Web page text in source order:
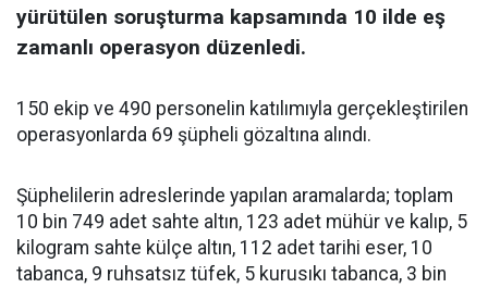
yürütülen soruşturma kapsamında 10 ilde eş
zamanlı operasyon düzenledi.
150 ekip ve 490 personelin katılımıyla gerçekleştirilen
operasyonlarda 69 şüpheli gözaltına alındı.
Şüphelilerin adreslerinde yapılan aramalarda; toplam
10 bin 749 adet sahte altın, 123 adet mühür ve kalıp, 5
kilogram sahte külçe altın, 112 adet tarihi eser, 10
tabanca, 9 ruhsatsız tüfek, 5 kurusıkı tabanca, 3 bin